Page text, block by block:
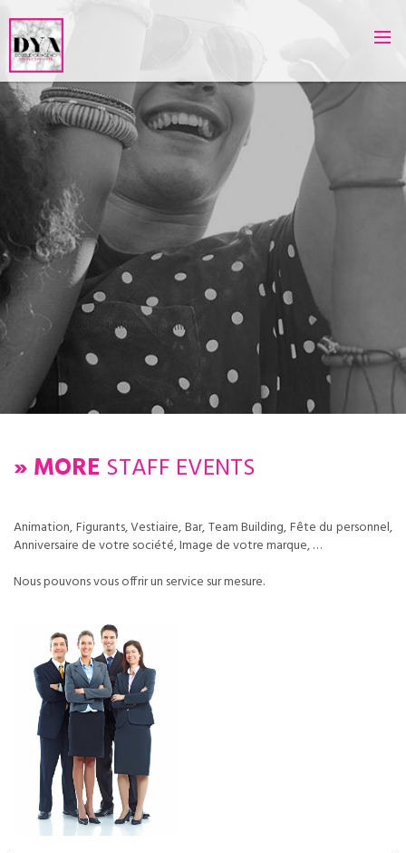
» MORE STAFF EVENTS
Animation, Figurants, Vestiaire, Bar, Team Building, Fête du personnel,
Anniversaire de votre société, Image de votre marque, …
Nous pouvons vous offrir un service sur mesure.